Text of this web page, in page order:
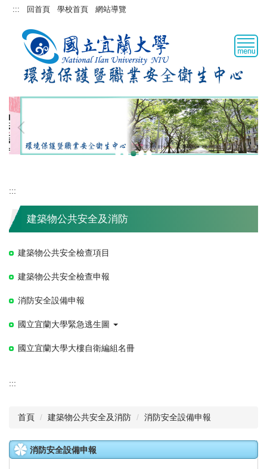
跳::: 回首頁 學校首頁 網站導覽
:::
建築物公共安全及消防
建築物公共安全檢查項目
建築物公共安全檢查申報
消防安全設備申報
國立宜蘭大學緊急逃生圖
國立宜蘭大學大樓自衛編組名冊
:::
首頁 建築物公共安全及消防 消防安全設備申報
消防安全設備申報